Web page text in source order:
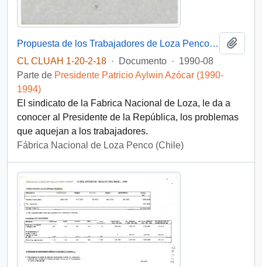
Propuesta de los Trabajadores de Loza Penco al sr. Presidente de la República
CL CLUAH 1-20-2-18 · Documento · 1990-08
Parte de Presidente Patricio Aylwin Azócar (1990-
1994)
El sindicato de la Fabrica Nacional de Loza, le da a
conocer al Presidente de la República, los problemas
que aquejan a los trabajadores.
Fábrica Nacional de Loza Penco (Chile)